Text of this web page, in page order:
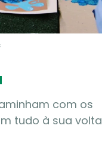
com os
tudo à sua volta